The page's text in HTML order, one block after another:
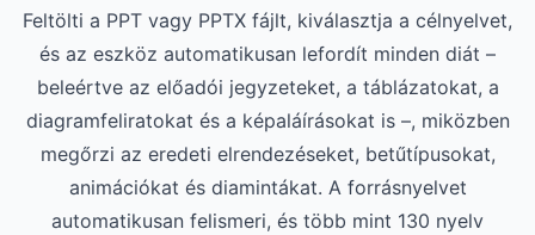
Feltölti a PPT vagy PPTX fájlt, kiválasztja a célnyelvet,
és az eszköz automatikusan lefordít minden diát –
beleértve az előadói jegyzeteket, a táblázatokat, a
diagramfeliratokat és a képaláírásokat is –, miközben
megőrzi az eredeti elrendezéseket, betűtípusokat,
animációkat és diamintákat. A forrásnyelvet
automatikusan felismeri, és több mint 130 nyelv